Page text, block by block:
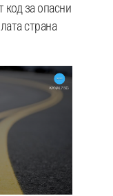
за опасни
страна